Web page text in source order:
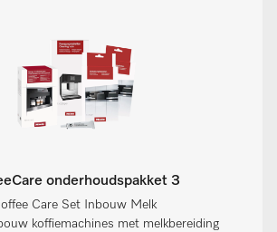
onderhoudspakket 3
Care Set Inbouw Melk
koffiemachines met melkbereiding